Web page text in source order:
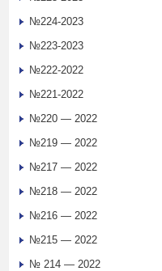
№224-2023
№223-2023
№222-2022
№221-2022
№220 — 2022
№219 — 2022
№217 — 2022
№218 — 2022
№216 — 2022
№215 — 2022
№ 214 — 2022